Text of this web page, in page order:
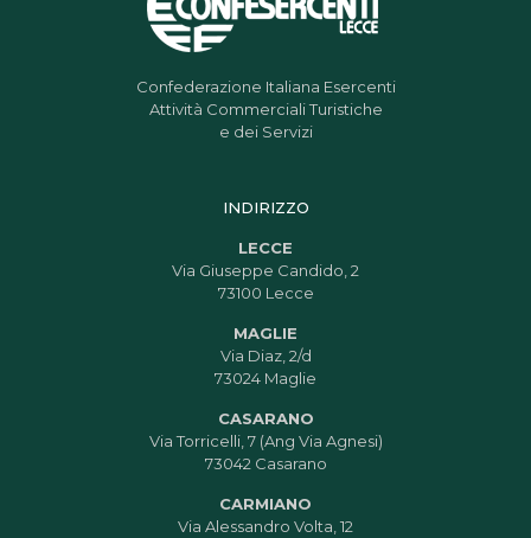
Confederazione Italiana Esercenti
Attività Commerciali Turistiche
e dei Servizi
INDIRIZZO
LECCE
Via Giuseppe Candido, 2
73100 Lecce
MAGLIE
Via Diaz, 2/d
73024 Maglie
CASARANO
Via Torricelli, 7 (Ang Via Agnesi)
73042 Casarano
CARMIANO
Via Alessandro Volta, 12